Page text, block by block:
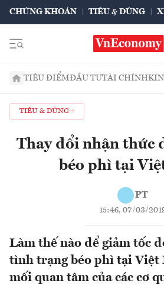
CHỨNG KHOÁN TIÊU & DÙNG
TIÊU ĐIỂMĐẦU TƯTÀI CHÍNH
TIÊU & DÙNG
Thay đổi nhận thức
béo phì tại
PT
15:46, 07/03/
Làm thế nào để giảm tốc
tình trạng béo phì tại Việt
mối quan tâm của các cơ